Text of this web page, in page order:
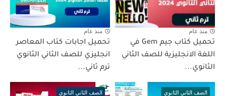
منذ عام
تحميل كتاب جيم Gem في
اللغة الانجليزية للصف الثاني
الثانوي...
منذ عام
تحميل اجابات كتاب المعاصر
انجليزي للصف الثاني الثانوي
ترم ثاني...
الصف الثاني الثانوي الصف الثاني الثانوي